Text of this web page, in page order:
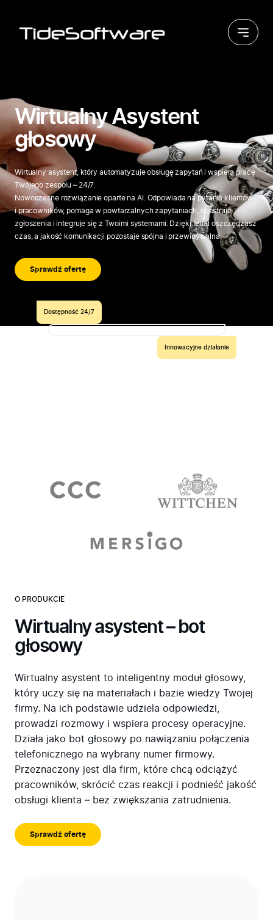
Wirtualny Asystent
głosowy
Wirtualny asystent, który automatyzuje obsługę zapytań i wspiera pracę
Twojego zespołu – 24/7.
Nowoczesne rozwiązanie oparte na AI. Odpowiada na pytania klientów
i pracowników, pomaga w powtarzalnych zapytaniach, rejestruje
zgłoszenia i integruje się z Twoimi systemami. Dzięki temu oszczędzasz
czas, a jakość komunikacji pozostaje spójna i przewidywalna.
Sprawdź ofertę
Dostępność 24/7
Innowacyjne działanie
O PRODUKCIE
Wirtualny asystent – bot
głosowy
Wirtualny asystent to inteligentny moduł głosowy,
który uczy się na materiałach i bazie wiedzy Twojej
firmy. Na ich podstawie udziela odpowiedzi,
prowadzi rozmowy i wspiera procesy operacyjne.
Działa jako bot głosowy po nawiązaniu połączenia
telefonicznego na wybrany numer firmowy.
Przeznaczony jest dla firm, które chcą odciążyć
pracowników, skrócić czas reakcji i podnieść jakość
obsługi klienta – bez zwiększania zatrudnienia.
Sprawdź ofertę